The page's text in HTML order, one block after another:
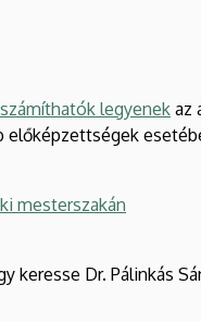
legyenekaz
mesterszakán
keresse Dr. Pálinkás